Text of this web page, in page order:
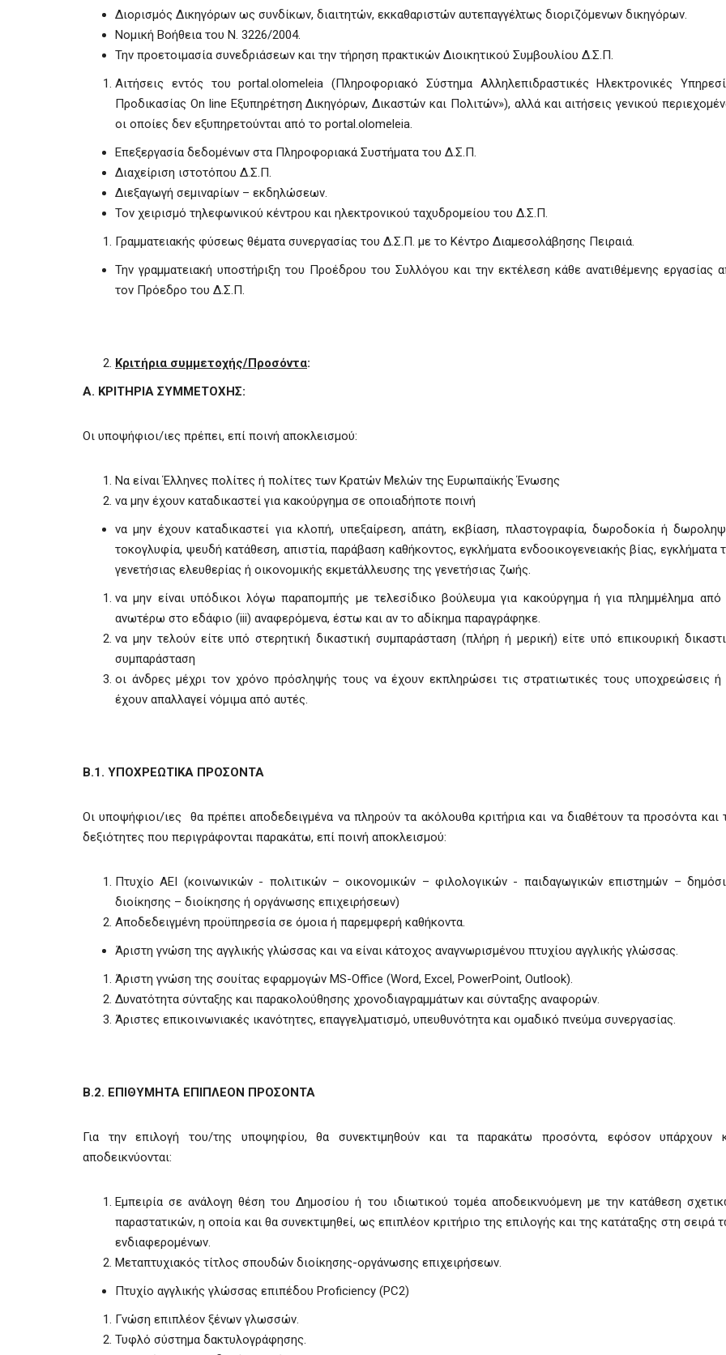
Διορισμός Δικηγόρων ως συνδίκων, διαιτητών, εκκαθαριστών αυτεπαγγέλτως διοριζόμενων δικηγόρων.
Νομική Βοήθεια του Ν. 3226/2004.
Την προετοιμασία συνεδριάσεων και την τήρηση πρακτικών Διοικητικού Συμβουλίου Δ.Σ.Π.
Αιτήσεις εντός του portal.olomeleia (Πληροφοριακό Σύστημα Αλληλεπιδραστικές Ηλεκτρονικές
Προδικασίας On line Εξυπηρέτηση Δικηγόρων, Δικαστών και Πολιτών»), αλλά και αιτήσεις γενικού
οι οποίες δεν εξυπηρετούνται από το portal.olomeleia.
Επεξεργασία δεδομένων στα Πληροφοριακά Συστήματα του Δ.Σ.Π.
Διαχείριση ιστοτόπου Δ.Σ.Π.
Διεξαγωγή σεμιναρίων – εκδηλώσεων.
Τον χειρισμό τηλεφωνικού κέντρου και ηλεκτρονικού ταχυδρομείου του Δ.Σ.Π.
Γραμματειακής φύσεως θέματα συνεργασίας του Δ.Σ.Π. με το Κέντρο Διαμεσολάβησης Πειραιά.
Την γραμματειακή υποστήριξη του Προέδρου του Συλλόγου και την εκτέλεση κάθε ανατιθέμενης εργασίας
τον Πρόεδρο του Δ.Σ.Π.
Κριτήρια συμμετοχής/Προσόντα:
Α. ΚΡΙΤΗΡΙΑ ΣΥΜΜΕΤΟΧΗΣ:
Οι υποψήφιοι/ιες πρέπει, επί ποινή αποκλεισμού:
Να είναι Έλληνες πολίτες ή πολίτες των Κρατών Μελών της Ευρωπαϊκής Ένωσης
να μην έχουν καταδικαστεί για κακούργημα σε οποιαδήποτε ποινή
να μην έχουν καταδικαστεί για κλοπή, υπεξαίρεση, απάτη, εκβίαση, πλαστογραφία, δωροδοκία ή
τοκογλυφία, ψευδή κατάθεση, απιστία, παράβαση καθήκοντος, εγκλήματα ενδοοικογενειακής βίας, εγκλήματα
γενετήσιας ελευθερίας ή οικονομικής εκμετάλλευσης της γενετήσιας ζωής.
να μην είναι υπόδικοι λόγω παραπομπής με τελεσίδικο βούλευμα για κακούργημα ή για πλημμέλημα από
ανωτέρω στο εδάφιο (iii) αναφερόμενα, έστω και αν το αδίκημα παραγράφηκε.
να μην τελούν είτε υπό στερητική δικαστική συμπαράσταση (πλήρη ή μερική) είτε υπό επικουρική
συμπαράσταση
οι άνδρες μέχρι τον χρόνο πρόσληψής τους να έχουν εκπληρώσει τις στρατιωτικές τους υποχρεώσεις ή
έχουν απαλλαγεί νόμιμα από αυτές.
Β.1. ΥΠΟΧΡΕΩΤΙΚΑ ΠΡΟΣΟΝΤΑ
Οι υποψήφιοι/ιες θα πρέπει αποδεδειγμένα να πληρούν τα ακόλουθα κριτήρια και να διαθέτουν τα προσόντα και
δεξιότητες που περιγράφονται παρακάτω, επί ποινή αποκλεισμού:
Πτυχίο ΑΕΙ (κοινωνικών - πολιτικών – οικονομικών – φιλολογικών - παιδαγωγικών επιστημών –
διοίκησης – διοίκησης ή οργάνωσης επιχειρήσεων)
Αποδεδειγμένη προϋπηρεσία σε όμοια ή παρεμφερή καθήκοντα.
Άριστη γνώση της αγγλικής γλώσσας και να είναι κάτοχος αναγνωρισμένου πτυχίου αγγλικής γλώσσας.
Άριστη γνώση της σουίτας εφαρμογών MS-Office (Word, Excel, PowerPoint, Outlook).
Δυνατότητα σύνταξης και παρακολούθησης χρονοδιαγραμμάτων και σύνταξης αναφορών.
Άριστες επικοινωνιακές ικανότητες, επαγγελματισμό, υπευθυνότητα και ομαδικό πνεύμα συνεργασίας.
Β.2. ΕΠΙΘΥΜΗΤΑ ΕΠΙΠΛΕΟΝ ΠΡΟΣΟΝΤΑ
Για την επιλογή του/της υποψηφίου, θα συνεκτιμηθούν και τα παρακάτω προσόντα, εφόσον υπάρχουν
αποδεικνύονται:
Εμπειρία σε ανάλογη θέση του Δημοσίου ή του ιδιωτικού τομέα αποδεικνυόμενη με την κατάθεση
παραστατικών, η οποία και θα συνεκτιμηθεί, ως επιπλέον κριτήριο της επιλογής και της κατάταξης στη σειρά
ενδιαφερομένων.
Μεταπτυχιακός τίτλος σπουδών διοίκησης-οργάνωσης επιχειρήσεων.
Πτυχίο αγγλικής γλώσσας επιπέδου Proficiency (PC2)
Γνώση επιπλέον ξένων γλωσσών.
Τυφλό σύστημα δακτυλογράφησης.